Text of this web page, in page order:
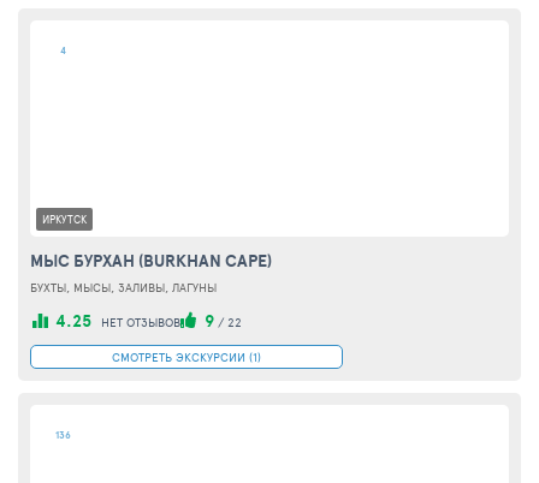
4
ИРКУТСК
МЫС БУРХАН (BURKHAN CAPE)
БУХТЫ, МЫСЫ, ЗАЛИВЫ, ЛАГУНЫ
4.25 НЕТ ОТЗЫВОВ 9 / 22
СМОТРЕТЬ ЭКСКУРСИИ (1)
136